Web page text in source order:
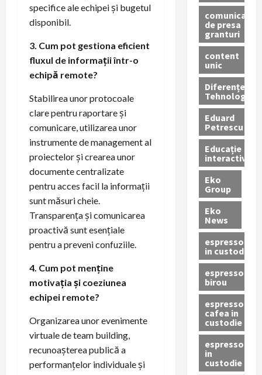
specifice ale echipei și bugetul
disponibil.
3. Cum pot gestiona eficient
fluxul de informații într-o
echipă remote?
Stabilirea unor protocoale
clare pentru raportare și
comunicare, utilizarea unor
instrumente de management al
proiectelor și crearea unor
documente centralizate
pentru acces facil la informații
sunt măsuri cheie.
Transparența și comunicarea
proactivă sunt esențiale
pentru a preveni confuziile.
4. Cum pot menține
motivația și coeziunea
echipei remote?
Organizarea unor evenimente
virtuale de team building,
recunoașterea publică a
performanțelor individuale și
comunicate
de presa
granturi
content
unic
Diferențe
Tehnologice
Eduard
Petrescu
Educație
interactivă
Eko
Group
Eko
News
espressoare
in custodie
espressor
birou
espressor
cafea in
custodie
espressor
in
custodie